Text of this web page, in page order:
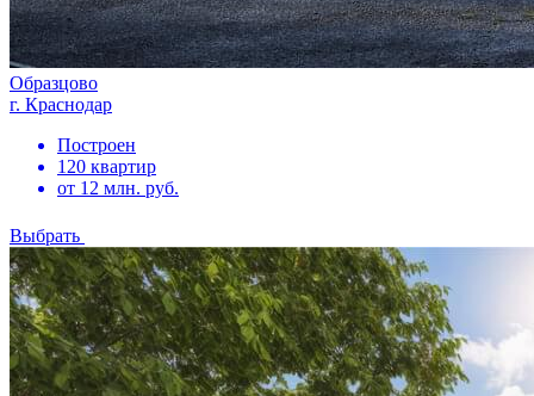
Образцово
г. Краснодар
Построен
120 квартир
от 12 млн. руб.
Выбрать